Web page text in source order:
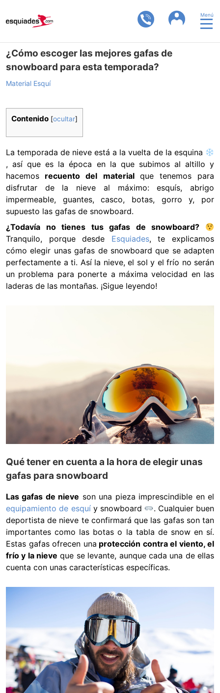
Menú
¿Cómo escoger las mejores gafas de
snowboard para esta temporada?
Material Esquí
Contenido [ocultar]
La temporada de nieve está a la vuelta de la esquina
, así que es la época en la que subimos al altillo y
hacemos recuento del material que tenemos para
disfrutar de la nieve al máximo: esquís, abrigo
impermeable, guantes, casco, botas, gorro y, por
supuesto las gafas de snowboard.
¿Todavía no tienes tus gafas de snowboard?
Tranquilo, porque desde Esquiades, te explicamos
cómo elegir unas gafas de snowboard que se adapten
perfectamente a ti. Así la nieve, el sol y el frío no serán
un problema para ponerte a máxima velocidad en las
laderas de las montañas. ¡Sigue leyendo!
Qué tener en cuenta a la hora de elegir unas
gafas para snowboard
Las gafas de nieve son una pieza imprescindible en el
equipamiento de esquíy snowboard
. Cualquier buen
deportista de nieve te confirmará que las gafas son tan
importantes como las botas o la tabla de snow en sí.
Estas gafas ofrecen una protección contra el viento, el
frío y la nieve que se levante, aunque cada una de ellas
cuenta con unas características específicas.